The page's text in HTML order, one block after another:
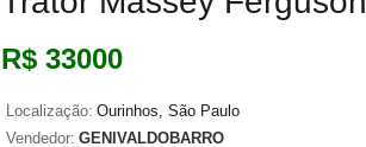
R$ 33000
Localização: Ourinhos, São Paulo
Vendedor: GENIVALDOBARRO